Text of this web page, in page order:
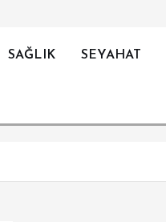
SAĞLIK SEYAHAT